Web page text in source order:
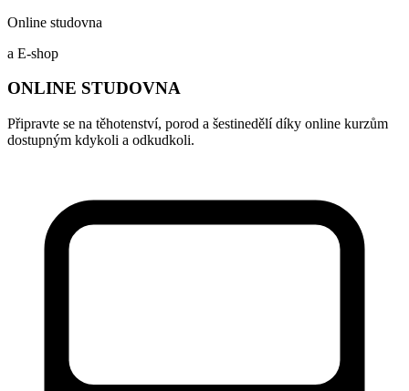
Online studovna
a E-shop
ONLINE STUDOVNA
Připravte se na těhotenství, porod a šestinedělí díky online kurzům
dostupným kdykoli a odkudkoli.